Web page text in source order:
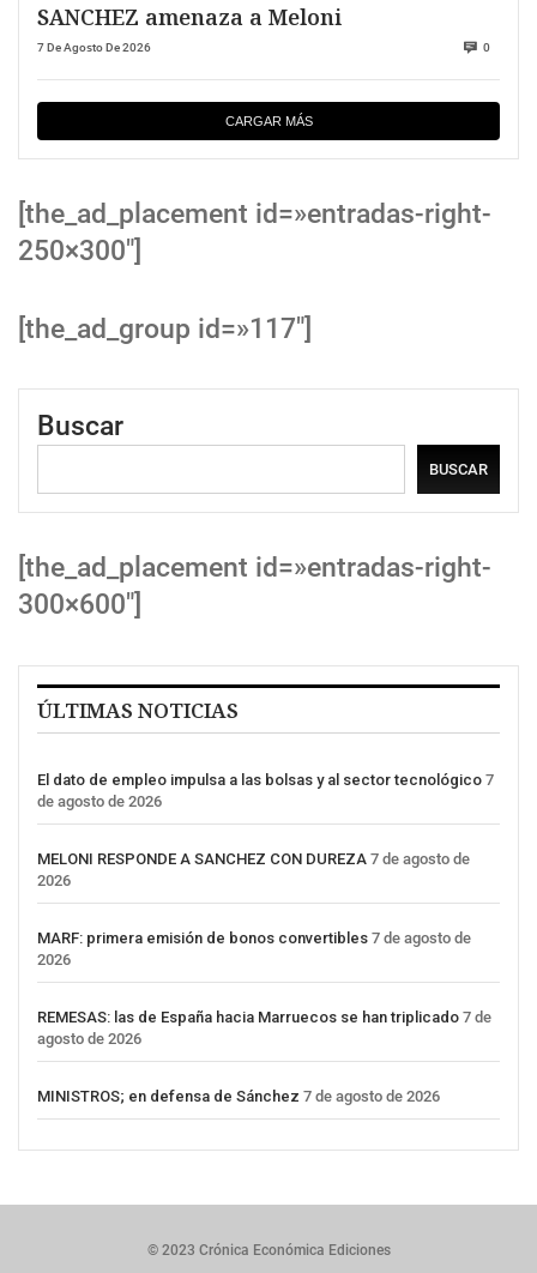
SANCHEZ amenaza a Meloni
7 De Agosto De 2026 0
CARGAR MÁS
[the_ad_placement id=»entradas-right-
250×300″]
[the_ad_group id=»117″]
Buscar
BUSCAR
[the_ad_placement id=»entradas-right-
300×600″]
ÚLTIMAS NOTICIAS
El dato de empleo impulsa a las bolsas y al sector tecnológico 7
de agosto de 2026
MELONI RESPONDE A SANCHEZ CON DUREZA 7 de agosto de
2026
MARF: primera emisión de bonos convertibles 7 de agosto de
2026
REMESAS: las de España hacia Marruecos se han triplicado 7 de
agosto de 2026
MINISTROS; en defensa de Sánchez 7 de agosto de 2026
© 2023 Crónica Económica Ediciones